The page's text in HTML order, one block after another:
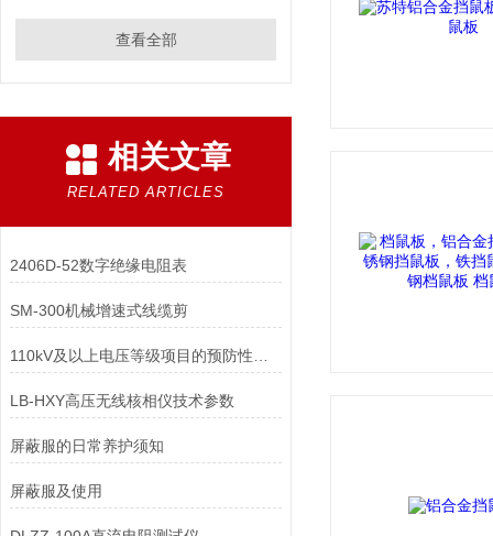
查看全部
相关文章
RELATED ARTICLES
2406D-52数字绝缘电阻表
SM-300机械增速式线缆剪
LB-HXY高压无线核相仪技术参数
屏蔽服的日常养护须知
屏蔽服及使用